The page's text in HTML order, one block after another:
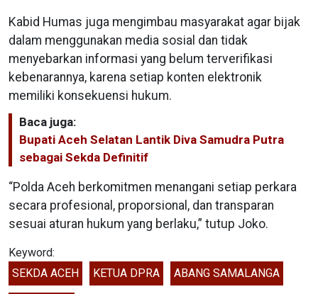
Kabid Humas juga mengimbau masyarakat agar bijak
dalam menggunakan media sosial dan tidak
menyebarkan informasi yang belum terverifikasi
kebenarannya, karena setiap konten elektronik
memiliki konsekuensi hukum.
Baca juga:
Bupati Aceh Selatan Lantik Diva Samudra Putra
sebagai Sekda Definitif
“Polda Aceh berkomitmen menangani setiap perkara
secara profesional, proporsional, dan transparan
sesuai aturan hukum yang berlaku,” tutup Joko.
Keyword:
SEKDA ACEH
KETUA DPRA ABANG SAMALANGA